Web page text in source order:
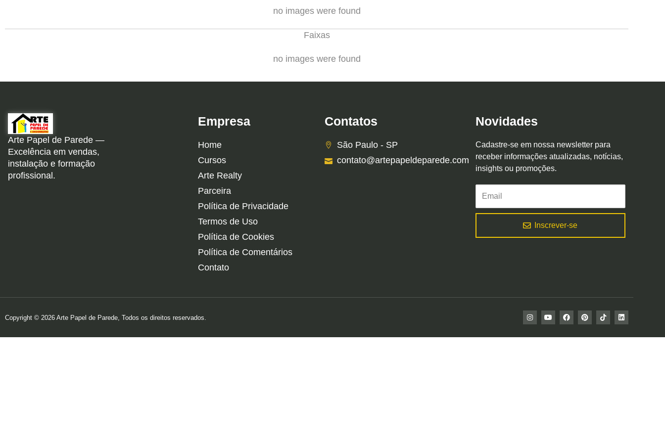
no images were found
Faixas
no images were found
Arte Papel de Parede —
Excelência em vendas,
instalação e formação
profissional.
Empresa
Home
Cursos
Arte Realty
Parceira
Política de Privacidade
Termos de Uso
Política de Cookies
Política de Comentários
Contato
Contatos
São Paulo - SP
contato@artepapeldeparede.com
Novidades
Cadastre-se em nossa newsletter para
receber informações atualizadas, notícias,
insights ou promoções.
Inscrever-se
Copyright © 2026 Arte Papel de Parede, Todos os direitos reservados.